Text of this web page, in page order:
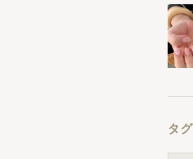
タグ